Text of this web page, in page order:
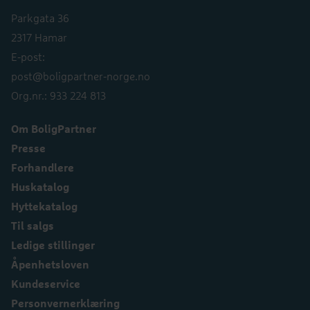
Parkgata 36
2317 Hamar
E-post:
post@boligpartner-norge.no
Org.nr.: 933 224 813
Om BoligPartner
Presse
Forhandlere
Huskatalog
Hyttekatalog
Til salgs
Ledige stillinger
Åpenhetsloven
Kundeservice
Personvernerklæring